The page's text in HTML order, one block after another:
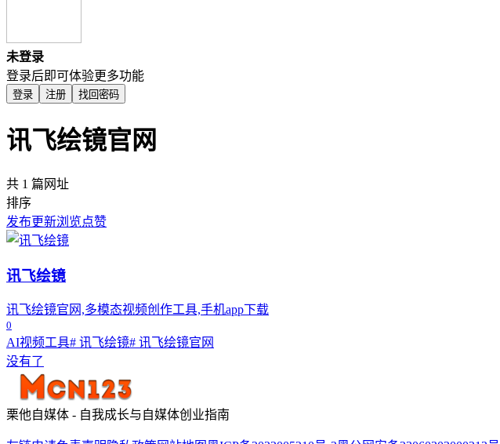
未登录
登录后即可体验更多功能
登录 注册 找回密码
讯飞绘镜官网
共 1 篇网址
排序
发布更新浏览点赞
讯飞绘镜
讯飞绘镜官网,多模态视频创作工具,手机app下载
0
AI视频工具# 讯飞绘镜# 讯飞绘镜官网
没有了
栗他自媒体 - 自我成长与自媒体创业指南